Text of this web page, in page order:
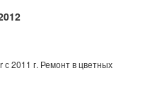
2011 г. Ремонт в цветных